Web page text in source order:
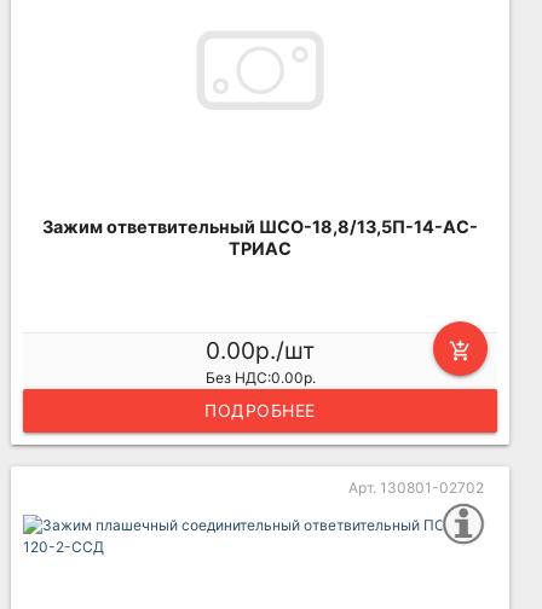
Зажим ответвительный ШСО-18,8/13,5П-14-АС-
ТРИАС
add_shopping_cart
0.00р./шт
Без НДС:0.00р.
ПОДРОБНЕЕ
Арт. 130801-02702